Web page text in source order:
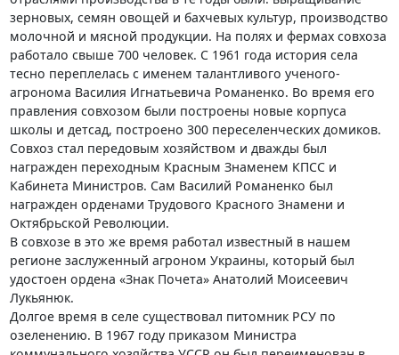
зерновых, семян овощей и бахчевых культур, производство
молочной и мясной продукции. На полях и фермах совхоза
работало свыше 700 человек. С 1961 года история села
тесно переплелась с именем талантливого ученого-
агронома Василия Игнатьевича Романенко. Во время его
правления совхозом были построены новые корпуса
школы и детсад, построено 300 переселенческих домиков.
Совхоз стал передовым хозяйством и дважды был
награжден переходным Красным Знаменем КПСС и
Кабинета Министров. Сам Василий Романенко был
награжден орденами Трудового Красного Знамени и
Октябрьской Революции.
В совхозе в это же время работал известный в нашем
регионе заслуженный агроном Украины, который был
удостоен ордена «Знак Почета» Анатолий Моисеевич
Лукьянюк.
Долгое время в селе существовал питомник РСУ по
озеленению. В 1967 году приказом Министра